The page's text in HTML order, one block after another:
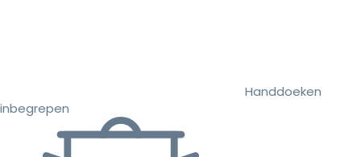
Handdoeken
inbegrepen